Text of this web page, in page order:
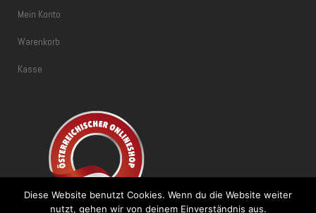
Mein Konto
Warenkorb
Kasse
Diese Website benutzt Cookies. Wenn du die Website weiter
nutzt, gehen wir von deinem Einverständnis aus.